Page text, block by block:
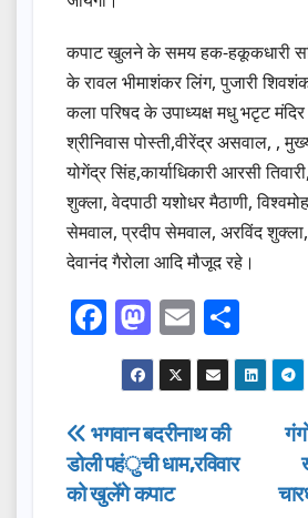
कपाट खुलने के समय हक-हकूकधारी
के रावल भीमाशंकर लिंग, पुजारी
कला परिषद के उपाध्यक्ष मधु भटृट
श्रीनिवास पोस्ती,वीरेंद्र असवाल, ,
योगेंद्र सिंह,कार्याधिकारी आरसी
शुक्ला, वेदपाठी यशोधर मैठाणी,
सेमवाल, प्रदीप सेमवाल, अरविंद शुक्ला,
देवानंद गैरोला आदि मौजूद रहे।
F
a
c
e
b
o
M
a
st
o
d
o
E
m
ail
h
ar
Post
navigation
भगवान बदरीनाथ की
डोली पहंुची धाम,रविवार
को खुलेंगे कपाट